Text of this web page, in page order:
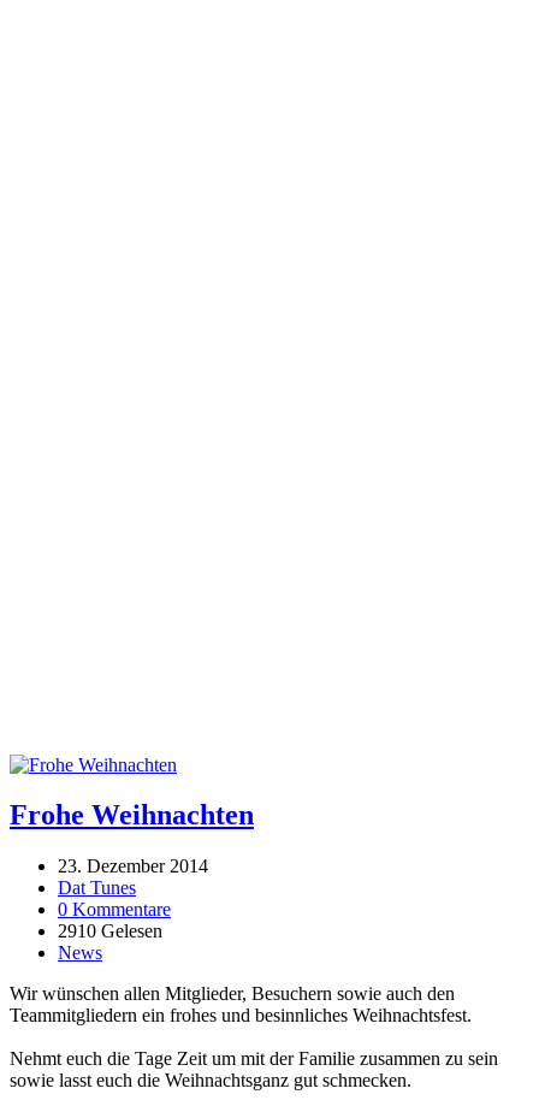
Frohe Weihnachten
23. Dezember 2014
Dat Tunes
0 Kommentare
2910 Gelesen
News
Wir wünschen allen Mitglieder, Besuchern sowie auch den
Teammitgliedern ein frohes und besinnliches Weihnachtsfest.
Nehmt euch die Tage Zeit um mit der Familie zusammen zu sein
sowie lasst euch die Weihnachtsganz gut schmecken.